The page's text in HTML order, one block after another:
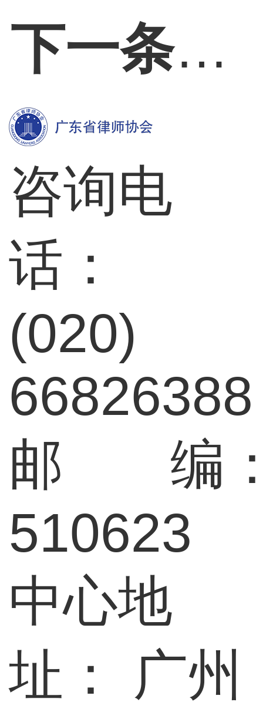
下一条：
咨询电
话：
(020)
66826388
邮 编
510623
中心地
址：
广州